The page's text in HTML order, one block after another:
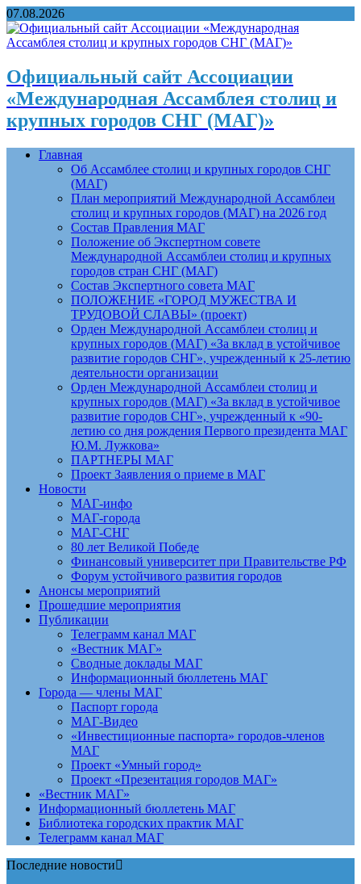
07.08.2026
Официальный сайт Ассоциации
«Международная Ассамблея столиц и
крупных городов СНГ (МАГ)»
Главная
Об Ассамблее столиц и крупных городов СНГ
(МАГ)
План мероприятий Международной Ассамблеи
столиц и крупных городов (МАГ) на 2026 год
Состав Правления МАГ
Положение об Экспертном совете
Международной Ассамблеи столиц и крупных
городов стран СНГ (МАГ)
Состав Экспертного совета МАГ
ПОЛОЖЕНИЕ «ГОРОД МУЖЕСТВА И
ТРУДОВОЙ СЛАВЫ» (проект)
Орден Международной Ассамблеи столиц и
крупных городов (МАГ) «За вклад в устойчивое
развитие городов СНГ», учрежденный к 25-летию
деятельности организации
Орден Международной Ассамблеи столиц и
крупных городов (МАГ) «За вклад в устойчивое
развитие городов СНГ», учрежденный к «90-
летию со дня рождения Первого президента МАГ
Ю.М. Лужкова»
ПАРТНЕРЫ МАГ
Проект Заявления о приеме в МАГ
Новости
МАГ-инфо
МАГ-города
МАГ-СНГ
80 лет Великой Победе
Финансовый университет при Правительстве РФ
Форум устойчивого развития городов
Анонсы мероприятий
Прошедшие мероприятия
Публикации
Телеграмм канал МАГ
«Вестник МАГ»
Сводные доклады МАГ
Информационный бюллетень МАГ
Города — члены МАГ
Паспорт города
МАГ-Видео
«Инвестиционные паспорта» городов-членов
МАГ
Проект «Умный город»
Проект «Презентация городов МАГ»
«Вестник МАГ»
Информационный бюллетень МАГ
Библиотека городских практик МАГ
Телеграмм канал МАГ
Последние новости